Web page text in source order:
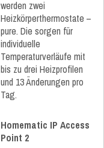
werden zwei
Heizkörperthermostate –
pure. Die sorgen für
individuelle
Temperaturverläufe mit
bis zu drei Heizprofilen
und 13 Änderungen pro
Tag.
Homematic IP Access
Point 2